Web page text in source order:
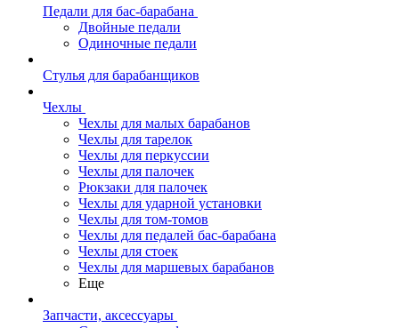
Педали для бас-барабана
Двойные педали
Одиночные педали
Стулья для барабанщиков
Чехлы
Чехлы для малых барабанов
Чехлы для тарелок
Чехлы для перкуссии
Чехлы для палочек
Рюкзаки для палочек
Чехлы для ударной установки
Чехлы для том-томов
Чехлы для педалей бас-барабана
Чехлы для стоек
Чехлы для маршевых барабанов
Еще
Запчасти, аксессуары